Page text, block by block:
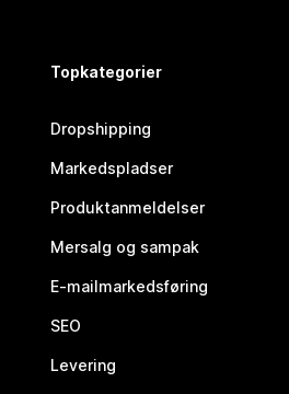
Topkategorier
Dropshipping
Markedspladser
Produktanmeldelser
Mersalg og sampak
E-mailmarkedsføring
SEO
Levering